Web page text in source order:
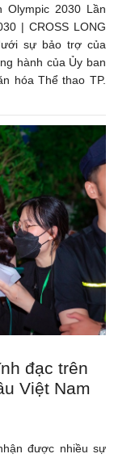
Olympic 2030 Lần
| CROSS LONG
sự bảo trợ của
hành của Ủy ban
hóa Thể thao TP.
đạc trên
Việt Nam
được nhiều sự